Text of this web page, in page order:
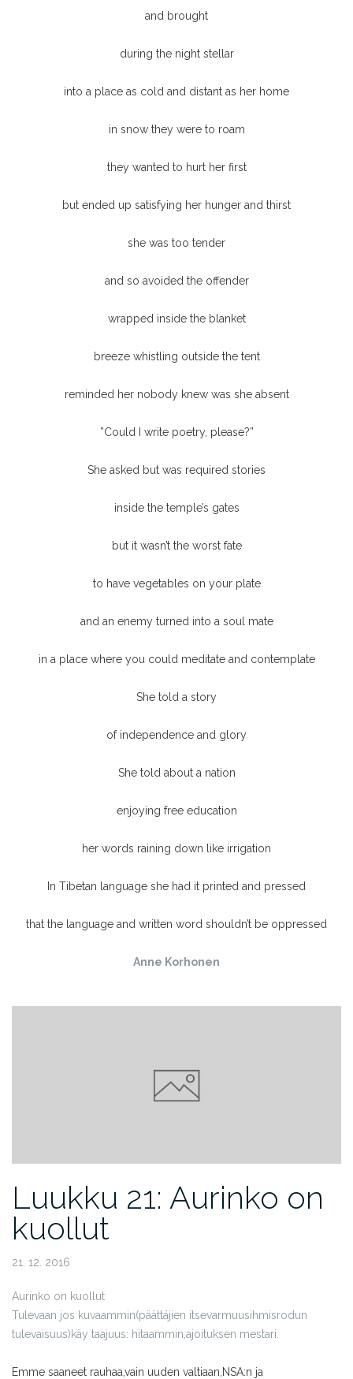
and brought
during the night stellar
into a place as cold and distant as her home
in snow they were to roam
they wanted to hurt her first
but ended up satisfying her hunger and thirst
she was too tender
and so avoided the offender
wrapped inside the blanket
breeze whistling outside the tent
reminded her nobody knew was she absent
”Could I write poetry, please?”
She asked but was required stories
inside the temple’s gates
but it wasn’t the worst fate
to have vegetables on your plate
and an enemy turned into a soul mate
in a place where you could meditate and contemplate
She told a story
of independence and glory
She told about a nation
enjoying free education
her words raining down like irrigation
In Tibetan language she had it printed and pressed
that the language and written word shouldn’t be oppressed
Anne Korhonen
Luukku 21: Aurinko on
kuollut
21. 12. 2016
Aurinko on kuollut
Tulevaan jos kuvaammin(päättäjien itsevarmuusihmisrodun
tulevaisuus)käy taajuus: hitaammin,ajoituksen mestari.
Emme saaneet rauhaa,vain uuden valtiaan,NSA:n ja